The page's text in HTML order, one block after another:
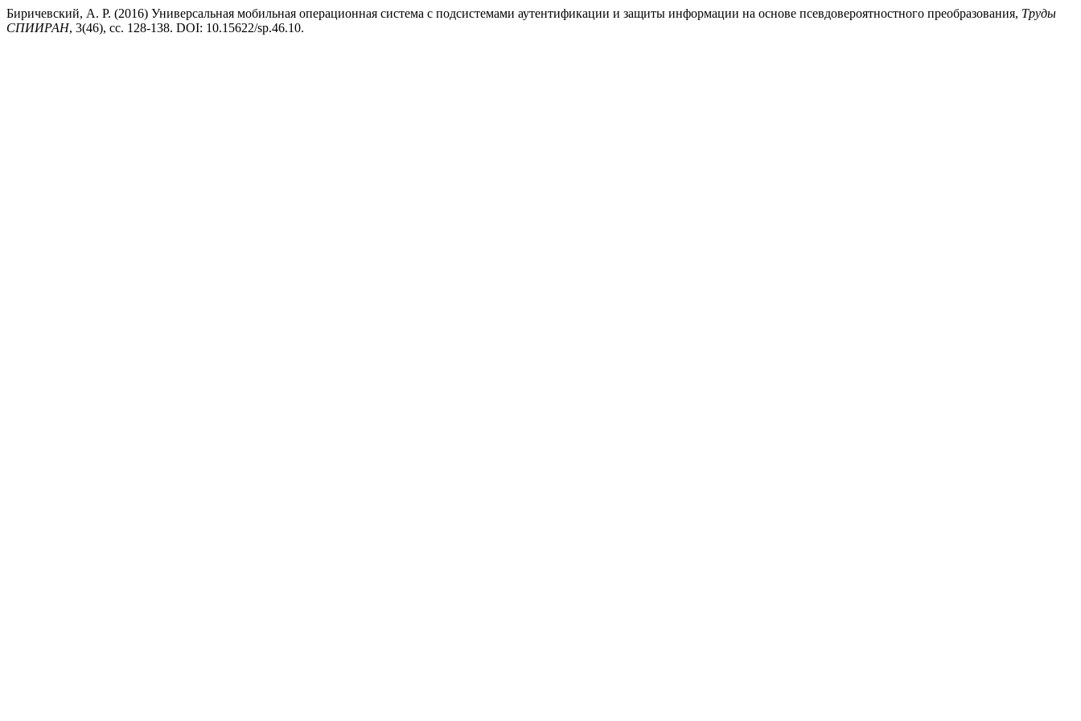
Биричевский, А. Р. (2016) Универсальная мобильная операционная система с подсистемами аутентификации и защиты информации на основе псевдовероятностного преобразования, Труды
СПИИРАН, 3(46), сс. 128-138. DOI: 10.15622/sp.46.10.